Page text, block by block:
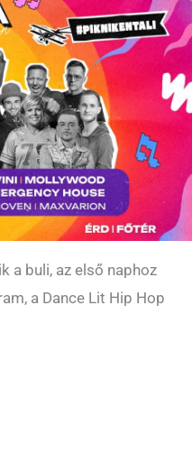
a buli, az első naphoz
a Dance Lit Hip Hop